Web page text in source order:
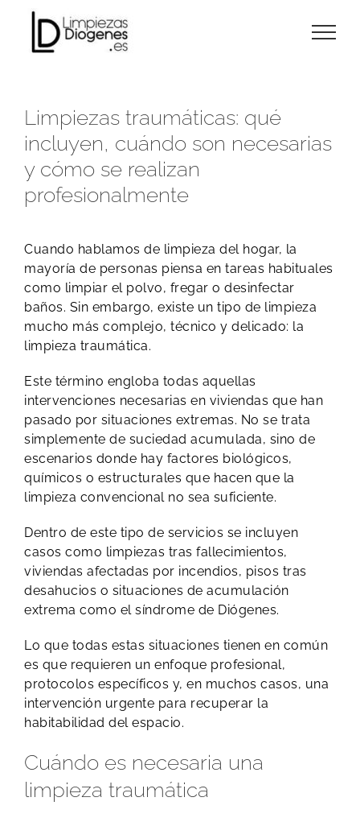
content
Limpiezas traumáticas: qué
incluyen, cuándo son necesarias
y cómo se realizan
profesionalmente
Cuando hablamos de limpieza del hogar, la
mayoría de personas piensa en tareas habituales
como limpiar el polvo, fregar o desinfectar
baños. Sin embargo, existe un tipo de limpieza
mucho más complejo, técnico y delicado: la
limpieza traumática.
Este término engloba todas aquellas
intervenciones necesarias en viviendas que han
pasado por situaciones extremas. No se trata
simplemente de suciedad acumulada, sino de
escenarios donde hay factores biológicos,
químicos o estructurales que hacen que la
limpieza convencional no sea suficiente.
Dentro de este tipo de servicios se incluyen
casos como limpiezas tras fallecimientos,
viviendas afectadas por incendios, pisos tras
desahucios o situaciones de acumulación
extrema como el síndrome de Diógenes.
Lo que todas estas situaciones tienen en común
es que requieren un enfoque profesional,
protocolos específicos y, en muchos casos, una
intervención urgente para recuperar la
habitabilidad del espacio.
Cuándo es necesaria una
limpieza traumática